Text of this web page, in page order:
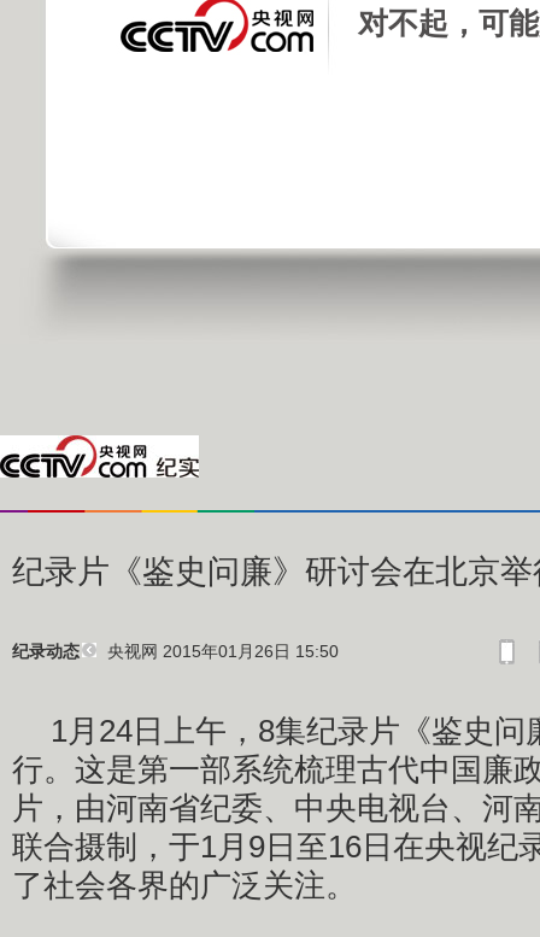
对不起，可
纪录片《鉴史问廉》研讨会在北京举
纪录动态 央视网 2015年01月26日 15:50
1月24日上午，8集纪录片《鉴史
行。这是第一部系统梳理古代中国廉
片，由河南省纪委、中央电视台、河
联合摄制，于1月9日至16日在央视纪
了社会各界的广泛关注。